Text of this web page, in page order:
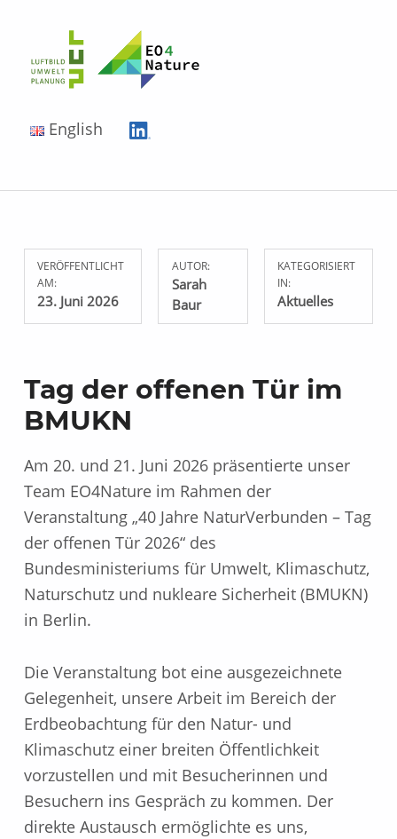
English
VERÖFFENTLICHT
AM:
23. Juni 2026
AUTOR:
Sarah
Baur
KATEGORISIERT
IN:
Aktuelles
Tag der offenen Tür im
BMUKN
Am 20. und 21. Juni 2026 präsentierte unser
Team EO4Nature im Rahmen der
Veranstaltung „40 Jahre NaturVerbunden – Tag
der offenen Tür 2026“ des
Bundesministeriums für Umwelt, Klimaschutz,
Naturschutz und nukleare Sicherheit (BMUKN)
in Berlin.
Die Veranstaltung bot eine ausgezeichnete
Gelegenheit, unsere Arbeit im Bereich der
Erdbeobachtung für den Natur- und
Klimaschutz einer breiten Öffentlichkeit
vorzustellen und mit Besucherinnen und
Besuchern ins Gespräch zu kommen. Der
direkte Austausch ermöglichte es uns,